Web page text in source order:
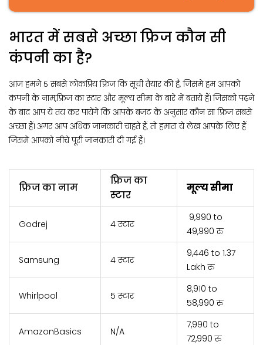
भारत में सबसे अच्छा फ्रिज कौन सी
कंपनी का है?
आज हमने 5 सबसे लोकप्रिय फ्रिज कि सूची तैयार की है, जिसमे हम आपको
कंपनी के नाम,फ्रिज का स्टार और मूल्य सीमा के बारे में बताये हैं। जिसको पढ़ने
के बाद आप ये तय कर पायेंगे कि आपके बजट के अनुसार कौन सा फ्रिज सबसे
अच्छा हैं। अगर आप अधिक जानकारी चाहते हैं, तो हमारा ये लेख आपके लिए हैं
जिसमे आपको नीचे पूरी जानकारी दी गई हैं।
फ्रिज का नाम
फ्रिज का
स्टार
मूल्य सीमा
Godrej 4 स्टार
9,990 to
49,990 रु
Samsung 4 स्टार
9,446 to 1.37
Lakh रु
Whirlpool 5 स्टार
8,910 to
58,990 रु
AmazonBasics N/A
7,990 to
72,990 रु